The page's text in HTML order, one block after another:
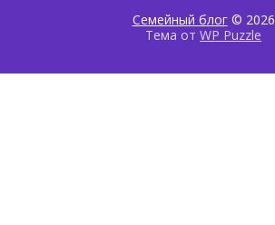
Семейный блог© 2026
Тема от WP Puzzle